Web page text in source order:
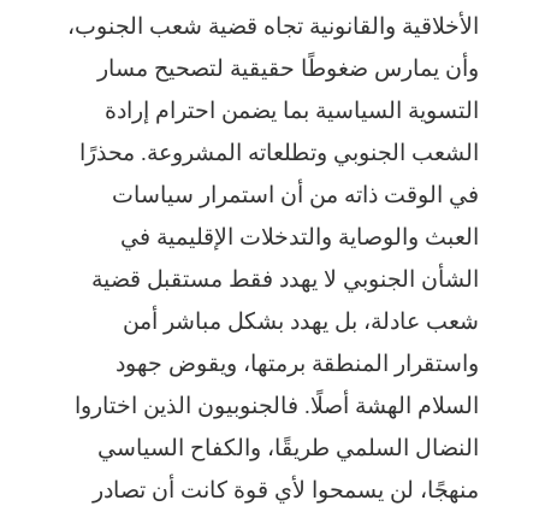
الأخلاقية والقانونية تجاه قضية شعب الجنوب،
وأن يمارس ضغوطًا حقيقية لتصحيح مسار
التسوية السياسية بما يضمن احترام إرادة
الشعب الجنوبي وتطلعاته المشروعة. محذرًا
في الوقت ذاته من أن استمرار سياسات
العبث والوصاية والتدخلات الإقليمية في
الشأن الجنوبي لا يهدد فقط مستقبل قضية
شعب عادلة، بل يهدد بشكل مباشر أمن
واستقرار المنطقة برمتها، ويقوض جهود
السلام الهشة أصلًا. فالجنوبيون الذين اختاروا
النضال السلمي طريقًا، والكفاح السياسي
منهجًا، لن يسمحوا لأي قوة كانت أن تصادر